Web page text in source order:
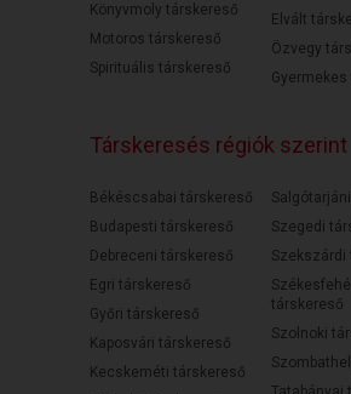
Könyvmoly társkereső
Motoros társkereső
Spirituális társkereső
Elvált
Özvegy
Társkeresés régiók szerint
Békéscsabai társkereső
Budapesti társkereső
Debreceni társkereső
Egri társkereső
Győri társkereső
Kaposvári társkereső
Kecskeméti társkereső
Szegedi
Szekszárdi
társkereső
Szolnoki